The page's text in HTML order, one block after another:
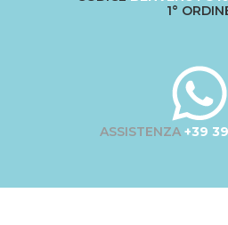
1°
ASSISTENZA +39